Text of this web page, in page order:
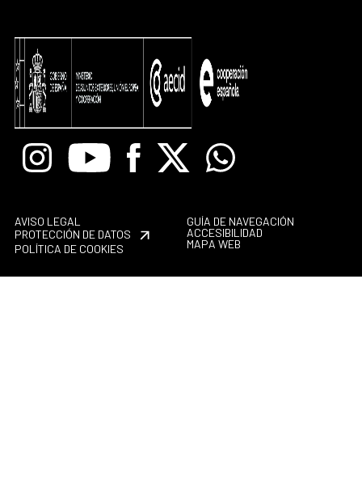
InstagramYoutube Facebook
X Whatsapp
AVISO LEGAL
PROTECCIÓN DE DATOS
POLÍTICA DE COOKIES
GUÍA DE NAVEGACIÓN
ACCESIBILIDAD
MAPA WEB